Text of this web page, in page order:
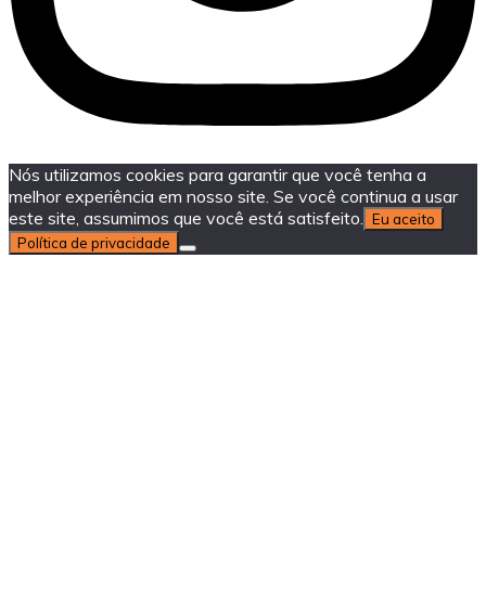
Nós utilizamos cookies para garantir que você tenha a
melhor experiência em nosso site. Se você continua a usar
este site, assumimos que você está satisfeito. Eu aceito
Política de privacidade